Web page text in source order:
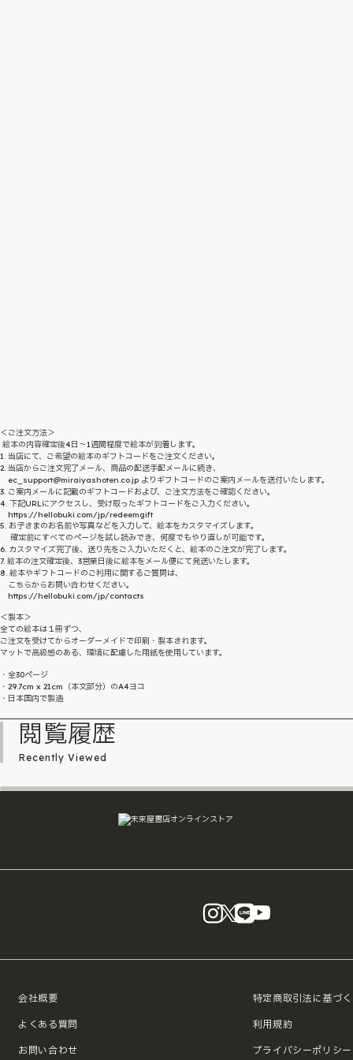
＜ご注文方法＞
絵本の内容確定後4日～1週間程度で絵本が到着します。
1. 当店にて、ご希望の絵本のギフトコードをご注文ください。
2. 当店からご注文完了メール、商品の配送手配メールに続き、
ec_support@miraiyashoten.co.jp よりギフトコードのご案内メールを送付いたします。
3. ご案内メールに記載のギフトコードおよび、ご注文方法をご確認ください。
4. 下記URLにアクセスし、受け取ったギフトコードをご入力ください。
https://hellobuki.com/jp/redeemgift
5. お子さまのお名前や写真などを入力して、絵本をカスタマイズします。
確定前にすべてのページを試し読みでき、何度でもやり直しが可能です。
6. カスタマイズ完了後、送り先をご入力いただくと、絵本のご注文が完了します。
7. 絵本の注文確定後、3営業日後に絵本をメール便にて発送いたします。
8. 絵本やギフトコードのご利用に関するご質問は、
こちらからお問い合わせください。
https://hellobuki.com/jp/contacts
＜製本＞
全ての絵本は１冊ずつ、
ご注文を受けてからオーダーメイドで印刷・製本されます。
マットで高級感のある、環境に配慮した用紙を使用しています。
・全30ページ
・29.7cm x 21cm（本文部分）のA4ヨコ
・日本国内で製造
閲覧履歴
Recently Viewed
instagram
X LINE
会社概要
よくある質問
お問い合わせ
特定商取引法に基づ
利用規約
プライバシーポリシー